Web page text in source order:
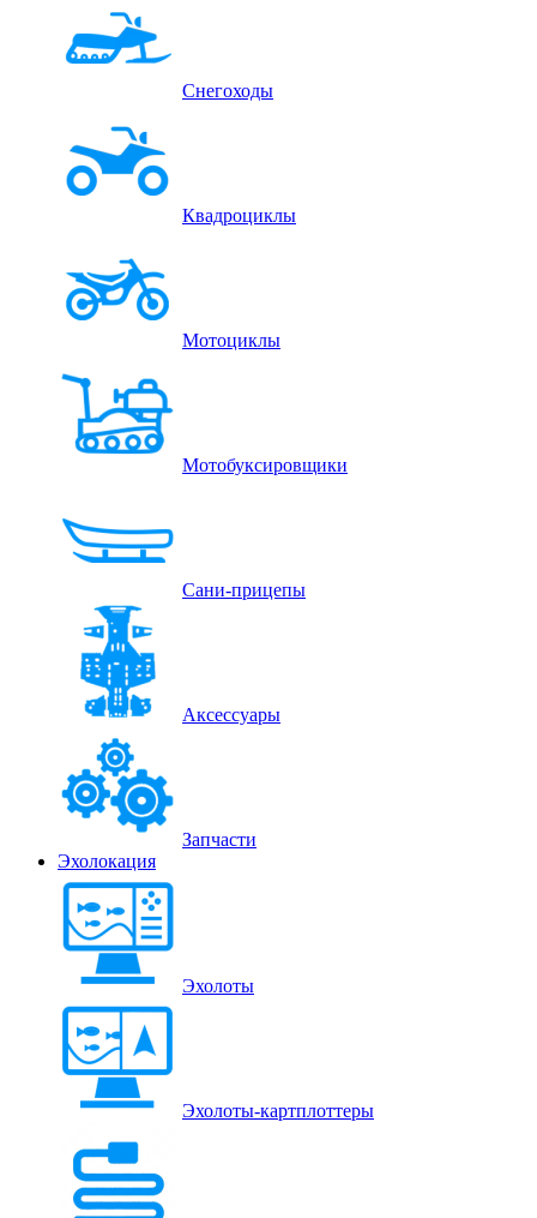
Снегоходы
Квадроциклы
Мотоциклы
Мотобуксировщики
Сани-прицепы
Аксессуары
Запчасти
Эхолокация
Эхолоты
Эхолоты-картплоттеры